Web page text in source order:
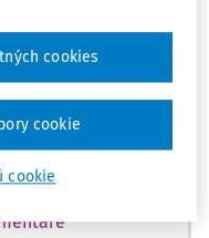
přístup k:
PO a
cookie
cookies
cookie